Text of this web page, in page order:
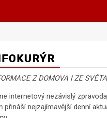
Z DOMOVA I ZE SVĚTA
internetový nezávislý
přináší nejzajímavější denní